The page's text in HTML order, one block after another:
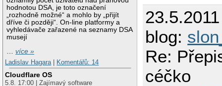
hodnotou DSA, je toto označení
„rozhodně možné“ a mohlo by „přijít
dříve či později“. On-line platformy a
vyhledávače zařazené na seznamy DSA
musejí
…více »
Ladislav Hagara | Komentářů: 14
Cloudflare OS
5.8. 17:00 | Zajímavý software
27
28
29
31
32
33
34
35
36
gd:=1
{$I-}
$I +}
if
end;
blog:
Re:
céčko